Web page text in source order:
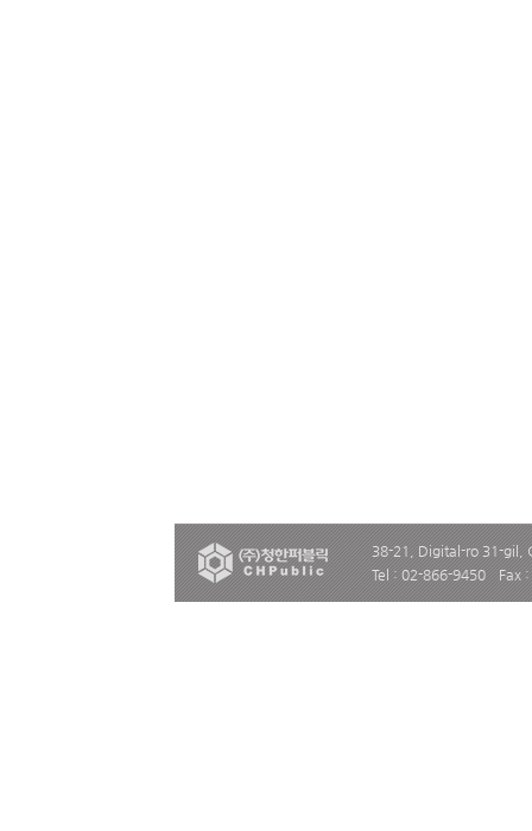
38-21, Digital-ro 31-gil,
Tel : 02-866-9450
Fax